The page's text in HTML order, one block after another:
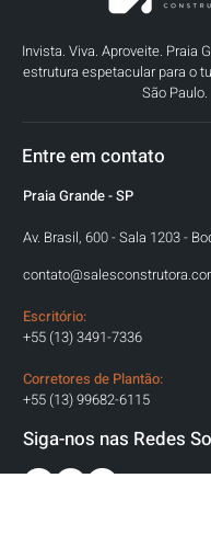
Invista. Viva. Aproveite. Praia
estrutura espetacular para o
São Paulo.
Entre em contato
Praia Grande - SP
Av. Brasil, 600 - Sala 1203 -
Escritório:
+55 (13) 3491-7336
Corretores de Plantão:
+55 (13) 99682-6115
Siga-nos nas Redes